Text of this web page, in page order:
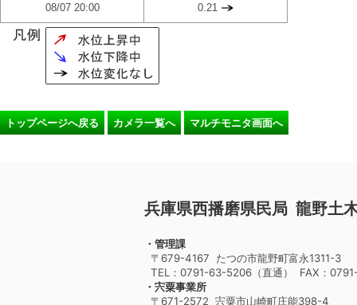
08/07 20:00 0.21
トップページへ戻る カメラ一覧へ マルチモニタ画面へ
兵庫県西播磨県民局 龍野土
・管理課
〒679-4167 たつの市龍野町富永1311-3
TEL：0791-63-5206（直通） FAX：
・宍粟事業所
〒671-2572 宍粟市山崎町庄能398-4